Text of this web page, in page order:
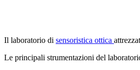
Il laboratorio di sensoristica ottica
Le principali strumentazioni del